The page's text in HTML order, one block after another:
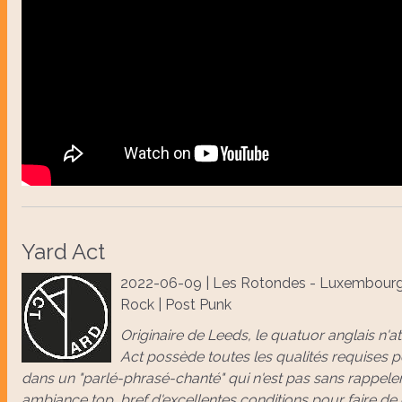
Yard Act
2022-06-09 | Les Rotondes -
Rock | Post Punk
Originaire de Leeds, le quatuor anglais
Act possède toutes les qualités requises
dans un "parlé-phrasé-chanté" qui n'est pas sans